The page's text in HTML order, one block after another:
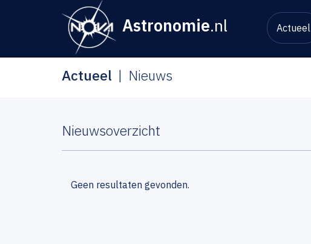
Astronomie.nl Actueel
Actueel Nieuws
Nieuwsoverzicht
Geen resultaten gevonden.